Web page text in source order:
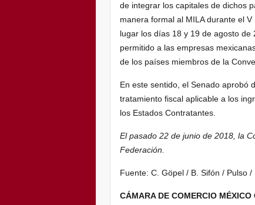
de integrar los capitales de dichos
manera formal al MILA durante el
lugar los días 18 y 19 de agosto
permitido a las empresas
de los países miembros de la
En este sentido, el Senado aprobó
tratamiento fiscal aplicable a los
los Estados Contratantes.
El pasado 22 de junio de 2018, la
Federación.
Fuente: C. Göpel / B. Sifón / Pulso
CÁMARA DE COMERCIO